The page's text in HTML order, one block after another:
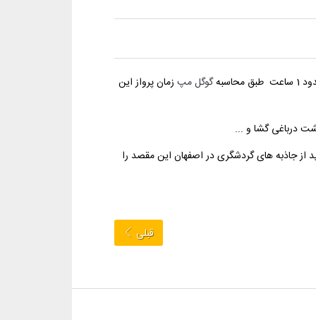
گوگل مپ زمان پرواز این
درباغی گشا و ...
از جاذبه های گردشگری در اصفهان این مقصد را
قبلی